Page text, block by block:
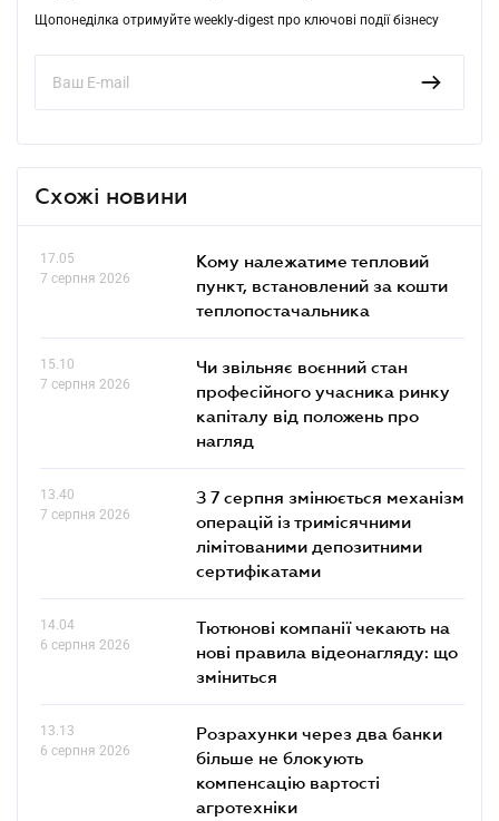
Щопонеділка отримуйте weekly-digest про ключові події бізнесу
Схожі новини
17.05
7 серпня 2026
Кому належатиме тепловий
пункт, встановлений за кошти
теплопостачальника
15.10
7 серпня 2026
Чи звільняє воєнний стан
професійного учасника ринку
капіталу від положень про
нагляд
13.40
7 серпня 2026
З 7 серпня змінюється механізм
операцій із тримісячними
лімітованими депозитними
сертифікатами
14.04
6 серпня 2026
Тютюнові компанії чекають на
нові правила відеонагляду: що
зміниться
13.13
6 серпня 2026
Розрахунки через два банки
більше не блокують
компенсацію вартості
агротехніки